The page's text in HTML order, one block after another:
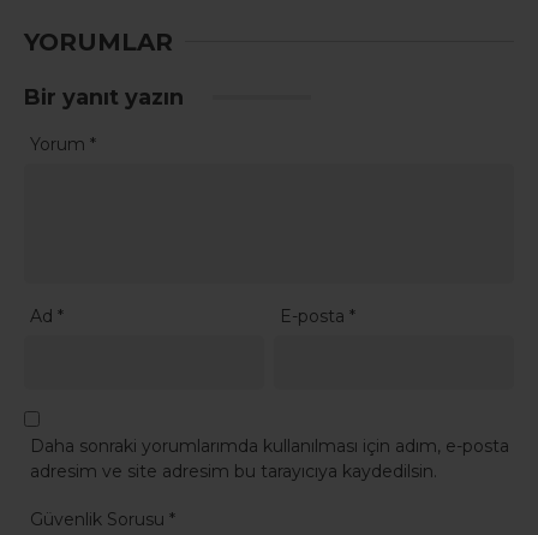
YORUMLAR
Bir yanıt yazın
Yorum *
Ad * E-posta*
Daha sonraki yorumlarımda kullanılması için adım, e-posta
adresim ve site adresim bu tarayıcıya kaydedilsin.
Güvenlik Sorusu *